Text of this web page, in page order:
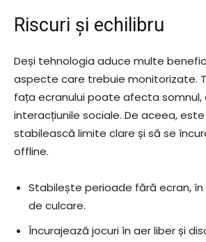
Riscuri și echilibru
Deși tehnologia aduce multe
aspecte care trebuie monitorizate.
fața ecranului poate afecta somnul,
interacțiunile sociale. De aceea,
stabilească limite clare și să se
offline.
Stabilește perioade fără ecran,
de culcare.
Încurajează jocuri în aer liber și